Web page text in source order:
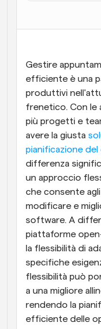
Automatizzare
Blog
Riunioni
Link di Gruppo
Webhook
Gestire
efficiente è una
produttivi
frenetico. Con le
più progetti e
avere la giusta
pianificazione del
differenza
un approccio
che consente
modificare e
software. A
piattaforme
la flessibilità di
specifiche
flessibilità può
a una migliore
rendendo la
efficiente delle